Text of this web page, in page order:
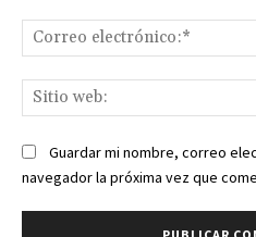
Guardar mi nombre, correo
navegador la próxima vez que